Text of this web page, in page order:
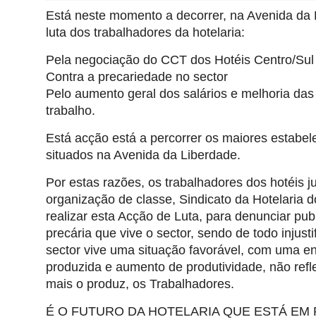
Está neste momento a decorrer, na Avenida
luta dos trabalhadores da hotelaria:
Pela negociação do CCT dos Hotéis Centro/Sul
Contra a precariedade no sector
Pelo aumento geral dos salários e melhoria
trabalho.
Está acção está a percorrer os maiores
situados na Avenida da Liberdade.
Por estas razões, os trabalhadores dos hotéis
organização de classe, Sindicato da Hotelaria
realizar esta Acção de Luta, para denunciar
precária que vive o sector, sendo de todo
sector vive uma situação favorável, com uma
produzida e aumento de produtividade, não
mais o produz, os Trabalhadores.
É O FUTURO DA HOTELARIA QUE ESTÁ EM